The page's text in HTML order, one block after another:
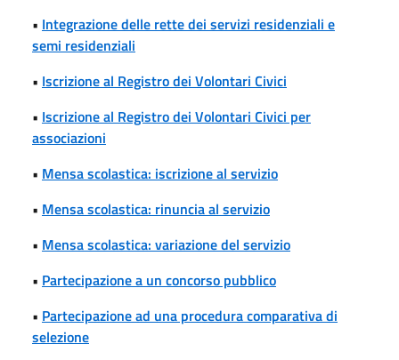
• Integrazione delle rette dei servizi residenziali e
semi residenziali
• Iscrizione al Registro dei Volontari Civici
• Iscrizione al Registro dei Volontari Civici per
associazioni
• Mensa scolastica: iscrizione al servizio
• Mensa scolastica: rinuncia al servizio
• Mensa scolastica: variazione del servizio
• Partecipazione a un concorso pubblico
• Partecipazione ad una procedura comparativa di
selezione